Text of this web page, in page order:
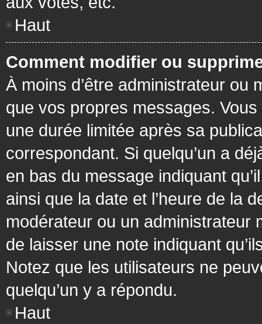
Haut
Comment modifier ou
À moins d’être administrateur ou
que vos propres messages.
une durée limitée après sa
correspondant. Si quelqu’un a
en bas du message indiquant
ainsi que la date et l’heure de la
modérateur ou un administrateur
de laisser une note indiquant
Notez que les utilisateurs ne
quelqu’un y a répondu.
Haut